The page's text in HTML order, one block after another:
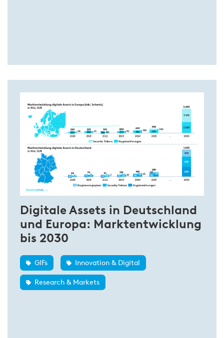
Digitale Assets in Deutschland
und Europa: Marktentwicklung
bis 2030
GIFs Innovation & Digital
Research & Markets